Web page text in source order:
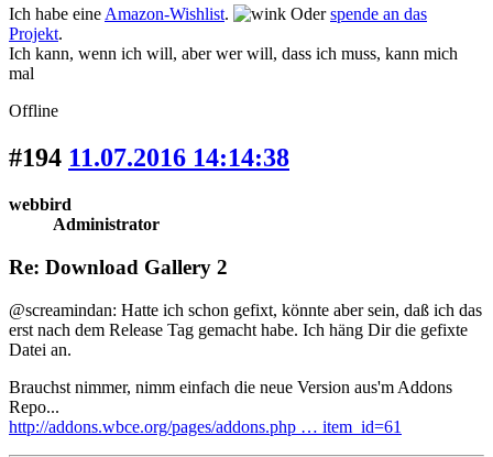
Ich habe eine Amazon-Wishlist. Oderspende an das
Projekt.
Ich kann, wenn ich will, aber wer will, dass ich muss, kann mich
mal
Offline
#194 11.07.2016 14:14:38
webbird
Administrator
Re: Download Gallery 2
@screamindan: Hatte ich schon gefixt, könnte aber sein, daß ich das
erst nach dem Release Tag gemacht habe. Ich häng Dir die gefixte
Datei an.
Brauchst nimmer, nimm einfach die neue Version aus'm Addons
Repo...
http://addons.wbce.org/pages/addons.php … item_id=61